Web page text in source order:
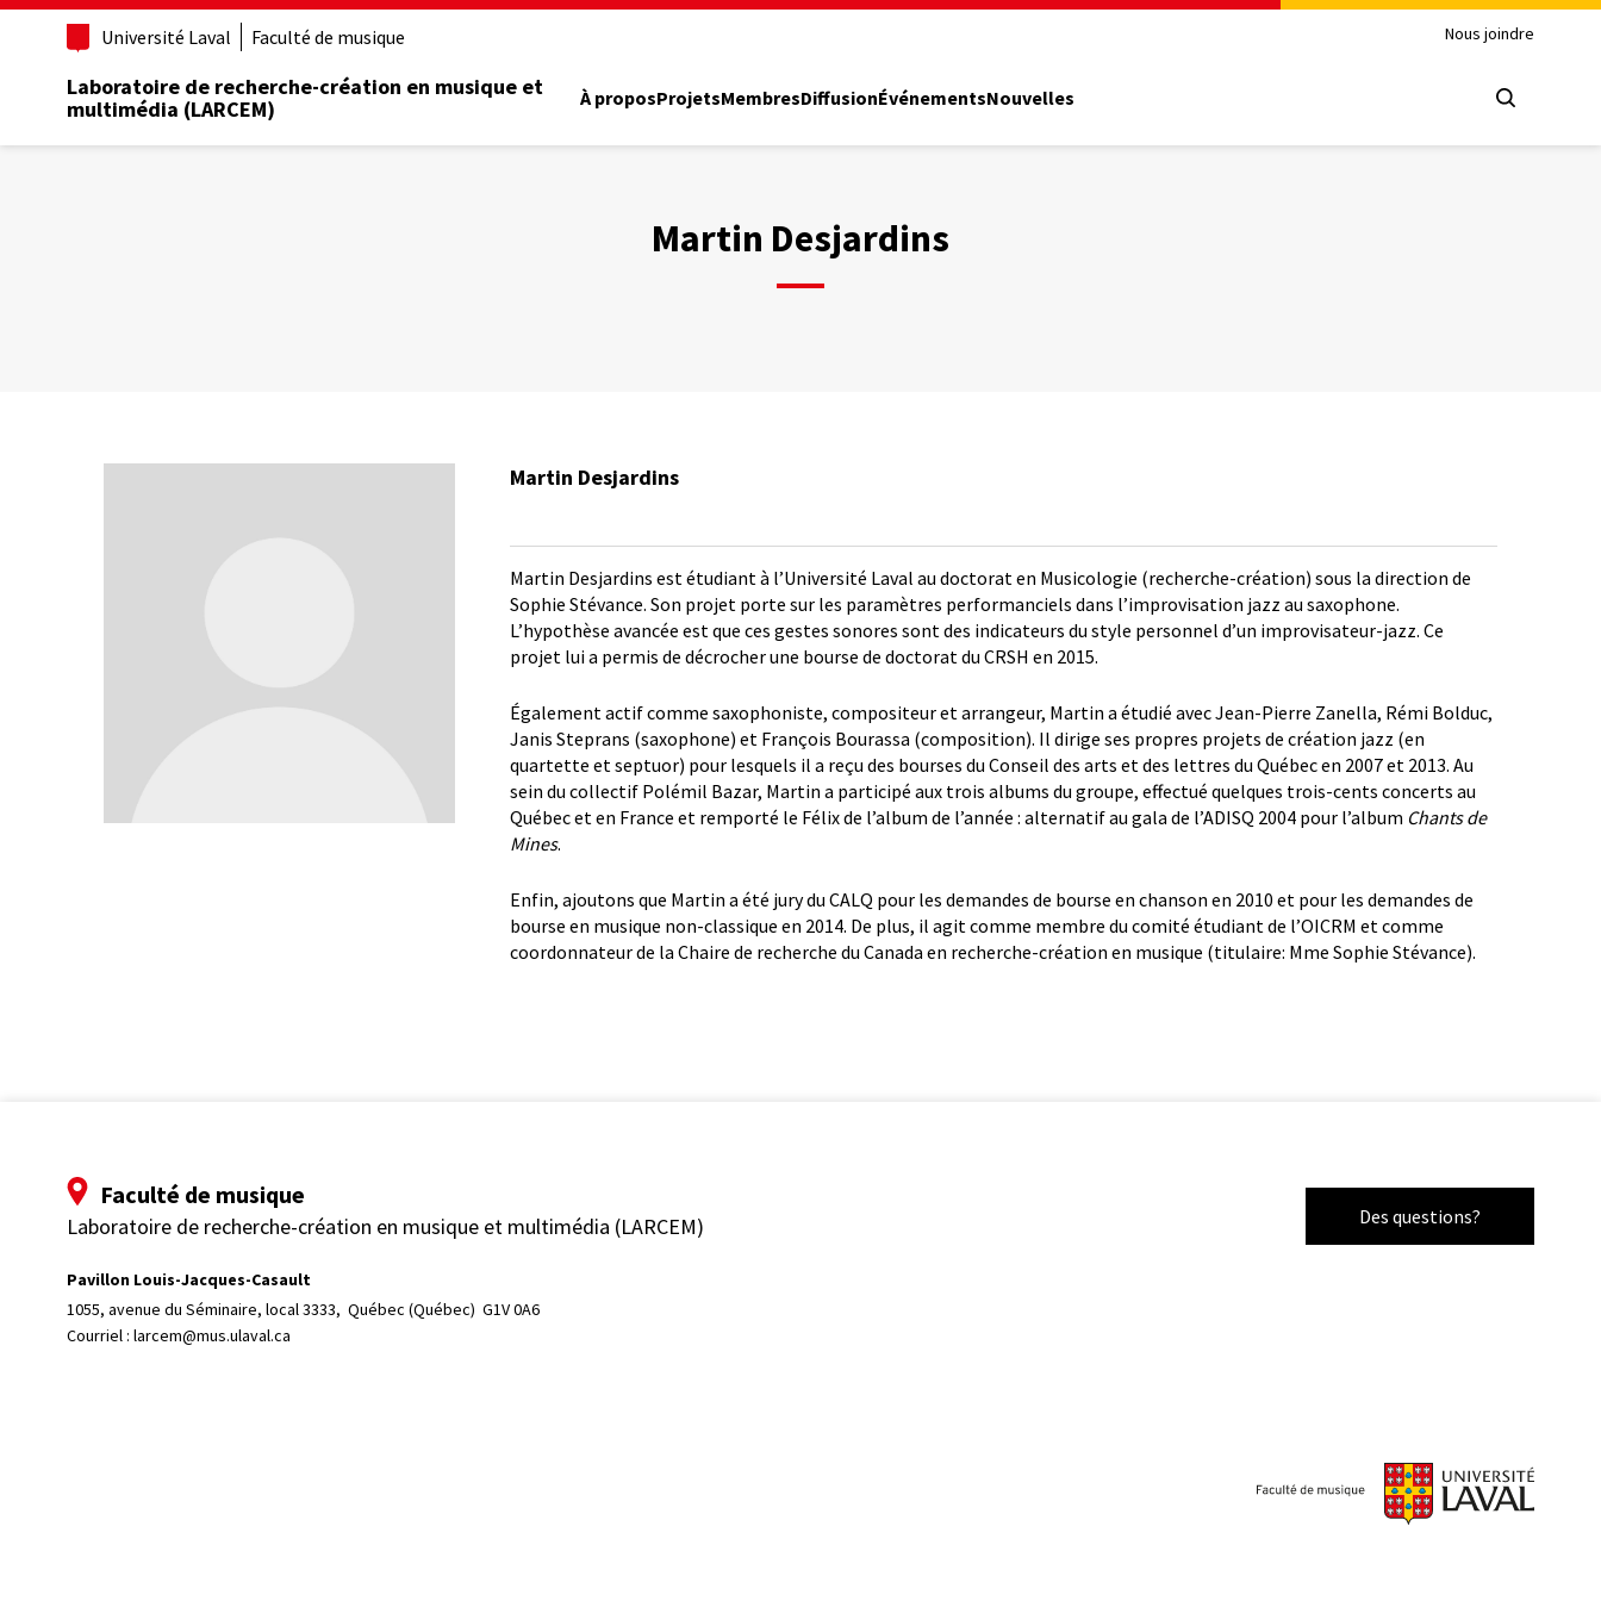
Aller
principal
Université Laval Faculté de musique Nous joindre
Laboratoire de recherche-création en musique et
multimédia (LARCEM)
À proposProjetsMembresDiffusionÉvénementsNouvelles
Martin Desjardins
Martin Desjardins
Martin Desjardins est étudiant à l’Université Laval au doctorat en Musicologie (recherche-création) sous la direction de
Sophie Stévance. Son projet porte sur les paramètres performanciels dans l’improvisation jazz au saxophone.
L’hypothèse avancée est que ces gestes sonores sont des indicateurs du style personnel d’un improvisateur-jazz. Ce
projet lui a permis de décrocher une bourse de doctorat du CRSH en 2015.
Également actif comme saxophoniste, compositeur et arrangeur, Martin a étudié avec Jean-Pierre Zanella, Rémi Bolduc,
Janis Steprans (saxophone) et François Bourassa (composition). Il dirige ses propres projets de création jazz (en
quartette et septuor) pour lesquels il a reçu des bourses du Conseil des arts et des lettres du Québec en 2007 et 2013. Au
sein du collectif Polémil Bazar, Martin a participé aux trois albums du groupe, effectué quelques trois-cents concerts au
Québec et en France et remporté le Félix de l’album de l’année : alternatif au gala de l’ADISQ 2004 pour l’album Chants de
Mines.
Enfin, ajoutons que Martin a été jury du CALQ pour les demandes de bourse en chanson en 2010 et pour les demandes de
bourse en musique non-classique en 2014. De plus, il agit comme membre du comité étudiant de l’OICRM et comme
coordonnateur de la Chaire de recherche du Canada en recherche-création en musique (titulaire: Mme Sophie Stévance).
Faculté de musique
Laboratoire de recherche-création en musique et multimédia (LARCEM)
Pavillon Louis-Jacques-Casault
1055, avenue du Séminaire, local 3333, Québec (Québec)  G1V 0A6
Courriel : larcem@mus.ulaval.ca
Des questions?